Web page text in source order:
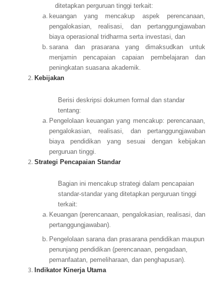
ditetapkan perguruan tinggi terkait:
keuangan yang mencakup aspek perencanaan,
pengalokasian, realisasi, dan pertanggungjawaban
biaya operasional tridharma serta investasi, dan
sarana dan prasarana yang dimaksudkan untuk
menjamin pencapaian capaian pembelajaran dan
peningkatan suasana akademik.
Kebijakan
Berisi deskripsi dokumen formal dan standar
tentang:
Pengelolaan keuangan yang mencakup: perencanaan,
pengalokasian, realisasi, dan pertanggungjawaban
biaya pendidikan yang sesuai dengan kebijakan
perguruan tinggi.
Strategi Pencapaian Standar
Bagian ini mencakup strategi dalam pencapaian
standar-standar yang ditetapkan perguruan tinggi
terkait:
Keuangan (perencanaan, pengalokasian, realisasi, dan
pertanggungjawaban).
Pengelolaan sarana dan prasarana pendidikan maupun
penunjang pendidikan (perencanaan, pengadaan,
pemanfaatan, pemeliharaan, dan penghapusan).
Indikator Kinerja Utama